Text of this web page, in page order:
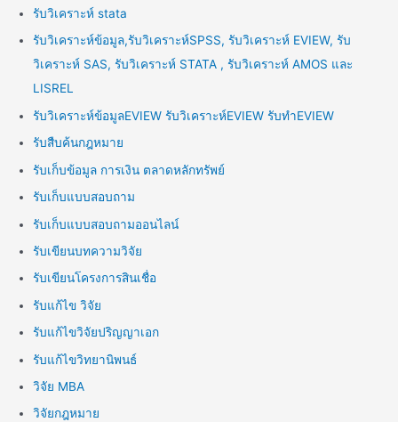
รับวิเคราะห์ stata
รับวิเคราะห์ข้อมูล,รับวิเคราะห์SPSS, รับวิเคราะห์ EVIEW, รับ
วิเคราะห์ SAS, รับวิเคราะห์ STATA , รับวิเคราะห์ AMOS และ
LISREL
รับวิเคราะห์ข้อมูลEVIEW รับวิเคราะห์EVIEW รับทำEVIEW
รับสืบค้นกฎหมาย
รับเก็บข้อมูล การเงิน ตลาดหลักทรัพย์
รับเก็บแบบสอบถาม
รับเก็บแบบสอบถามออนไลน์
รับเขียนบทความวิจัย
รับเขียนโครงการสินเชื่อ
รับแก้ไข วิจัย
รับแก้ไขวิจัยปริญญาเอก
รับแก้ไขวิทยานิพนธ์
วิจัย MBA
วิจัยกฎหมาย